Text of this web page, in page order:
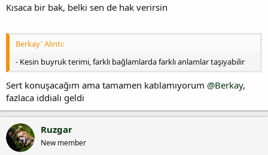
Kısaca bir bak, belki sen de hak verirsin
Berkay' Alıntı:
- Kesin buyruk terimi, farklı bağlamlarda farklı anlamlar taşıyabilir
Sert konuşacağım ama tamamen katılamıyorum @Berkay,
fazlaca iddialı geldi
Ruzgar
New member